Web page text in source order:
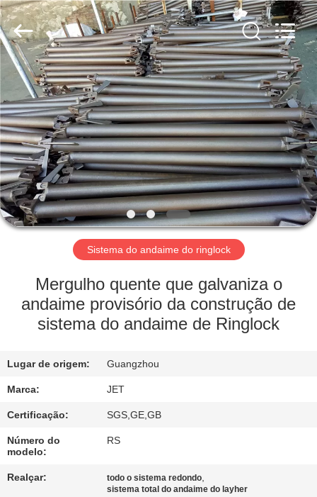
CASA
PRODUTOS
SOBRE
NÓS
TOUR
FÁBRICA
CONTROLE
QUALIDADE
ENTRE
EM
CONTATO
CONOSCO
Jet
Scaffold
&
Formwork
System
Co.,
Ltd..
Rights
Reserved.
Sistema do andaime do ringlock
Mergulho quente que galvaniza o
andaime provisório da construção de
sistema do andaime de Ringlock
Lugar de origem: Guangzhou
Marca: JET
Certificação: SGS,GE,GB
Número do
modelo:
RS
Realçar: todo o sistema redondo,
sistema total do andaime do layher